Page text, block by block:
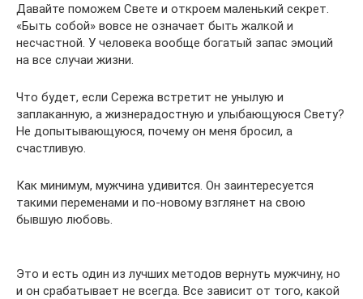
Давайте поможем Свете и откроем маленький секрет.
«Быть собой» вовсе не означает быть жалкой и
несчастной. У человека вообще богатый запас эмоций
на все случаи жизни.
Что будет, если Сережа встретит не унылую и
заплаканную, а жизнерадостную и улыбающуюся Свету?
Не допытывающуюся, почему он меня бросил, а
счастливую.
Как минимум, мужчина удивится. Он заинтересуется
такими переменами и по-новому взглянет на свою
бывшую любовь.
Это и есть один из лучших методов вернуть мужчину, но
и он срабатывает не всегда. Все зависит от того, какой